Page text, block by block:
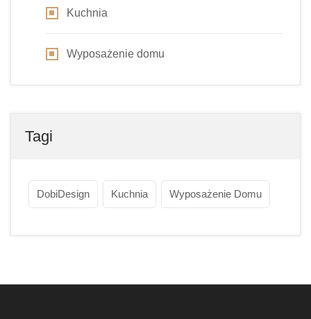
Kuchnia
Wyposażenie domu
Tagi
DobiDesign Kuchnia Wyposażenie Domu